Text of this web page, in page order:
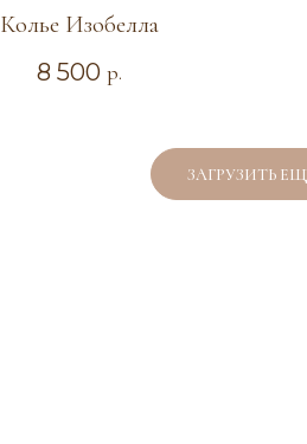
Колье Изобелла
8 500 р.
ЗАГРУЗИТЬ